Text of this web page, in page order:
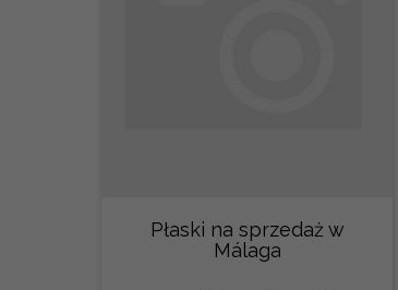
Płaski na sprzedaż w
Málaga